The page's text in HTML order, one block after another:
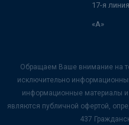
17-я
«А»
Обращаем Ваше внимание на
исключительно
информационные материалы
являются публичной офертой,
437